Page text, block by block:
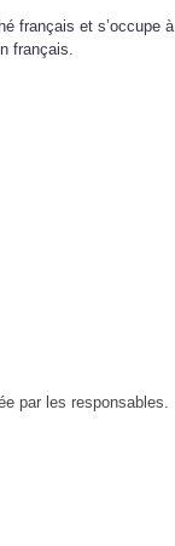
français et s’occupe
français.
par les responsables.